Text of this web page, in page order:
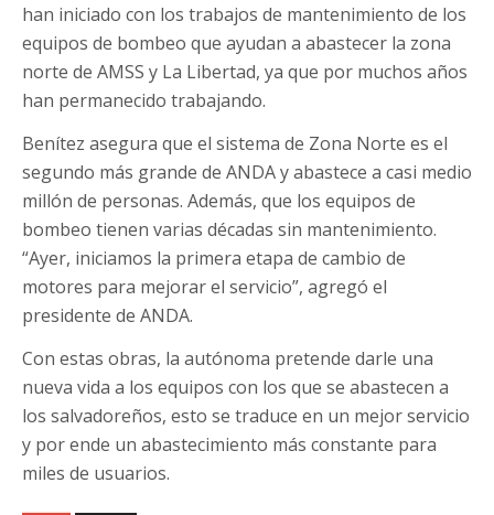
han iniciado con los trabajos de mantenimiento de los
equipos de bombeo que ayudan a abastecer la zona
norte de AMSS y La Libertad, ya que por muchos años
han permanecido trabajando.
Benítez asegura que el sistema de Zona Norte es el
segundo más grande de ANDA y abastece a casi medio
millón de personas. Además, que los equipos de
bombeo tienen varias décadas sin mantenimiento.
“Ayer, iniciamos la primera etapa de cambio de
motores para mejorar el servicio”, agregó el
presidente de ANDA.
Con estas obras, la autónoma pretende darle una
nueva vida a los equipos con los que se abastecen a
los salvadoreños, esto se traduce en un mejor servicio
y por ende un abastecimiento más constante para
miles de usuarios.